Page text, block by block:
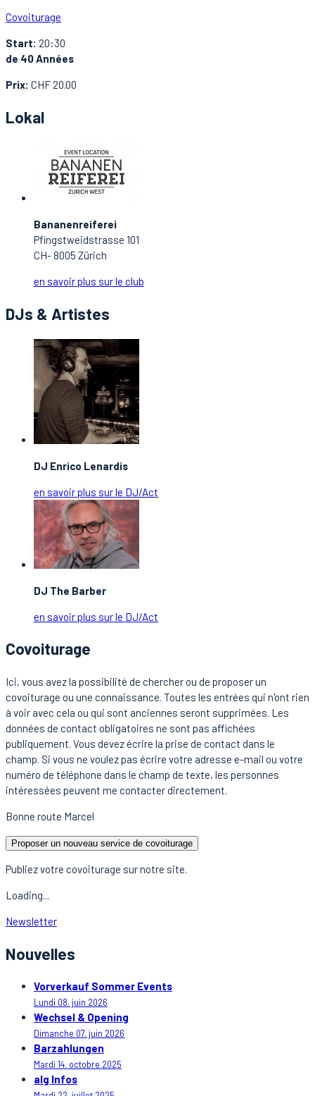
Covoiturage
Start: 20:30
de 40 Années
Prix: CHF 20.00
Lokal
Bananenreiferei
Pfingstweidstrasse 101
CH- 8005 Zürich
en savoir plus sur le club
DJs & Artistes
DJ Enrico Lenardis
en savoir plus sur le DJ/Act
DJ The Barber
en savoir plus sur le DJ/Act
Covoiturage
Ici, vous avez la possibilité de chercher ou de proposer un
covoiturage ou une connaissance. Toutes les entrées qui n'ont rien
à voir avec cela ou qui sont anciennes seront supprimées. Les
données de contact obligatoires ne sont pas affichées
publiquement. Vous devez écrire la prise de contact dans le
champ. Si vous ne voulez pas écrire votre adresse e-mail ou votre
numéro de téléphone dans le champ de texte, les personnes
intéressées peuvent me contacter directement.
Bonne route Marcel
Proposer un nouveau service de covoiturage
Publiez votre covoiturage sur notre site.
Loading...
Newsletter
Nouvelles
Vorverkauf Sommer Events
Lundi 08. juin 2026
Wechsel & Opening
Dimanche 07. juin 2026
Barzahlungen
Mardi 14. octobre 2025
alg Infos